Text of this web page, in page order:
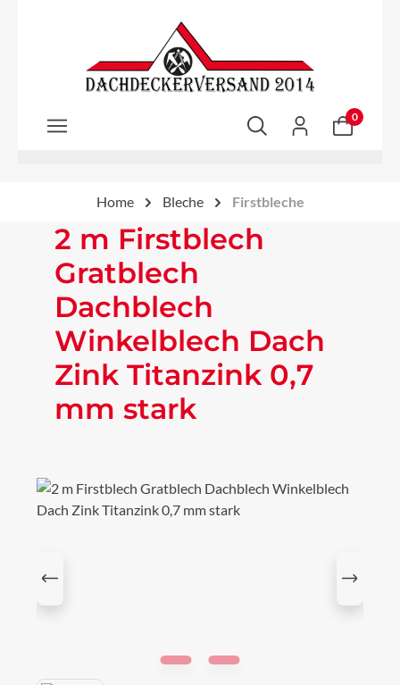
Zum Hauptinhalt springen
0
Home Bleche Firstbleche
2 m Firstblech
Gratblech
Dachblech
Winkelblech Dach
Zink Titanzink 0,7
mm stark
Bildergalerie überspringen